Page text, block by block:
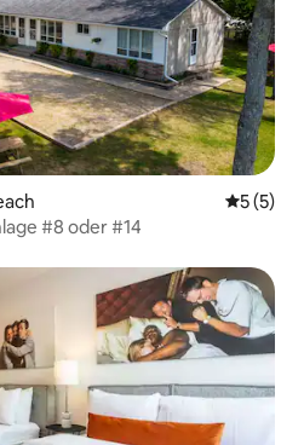
5 (5)
#8 oder #14